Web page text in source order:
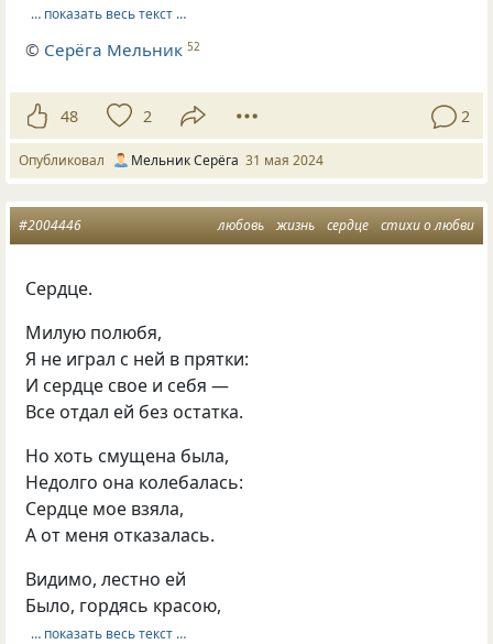
… показать весь текст …
© Серёга Мельник 52
48 2 2
Опубликовал Мельник Серёга 31 мая 2024
любовь жизнь сердце стихи о любви
#2004446
Сердце.
Милую полюбя,
Я не играл с ней в прятки:
И сердце свое и себя —
Все отдал ей без остатка.
Но хоть смущена была,
Недолго она колебалась:
Сердце мое взяла,
А от меня отказалась.
Видимо, лестно ей
Было, гордясь красою,
… показать весь текст …